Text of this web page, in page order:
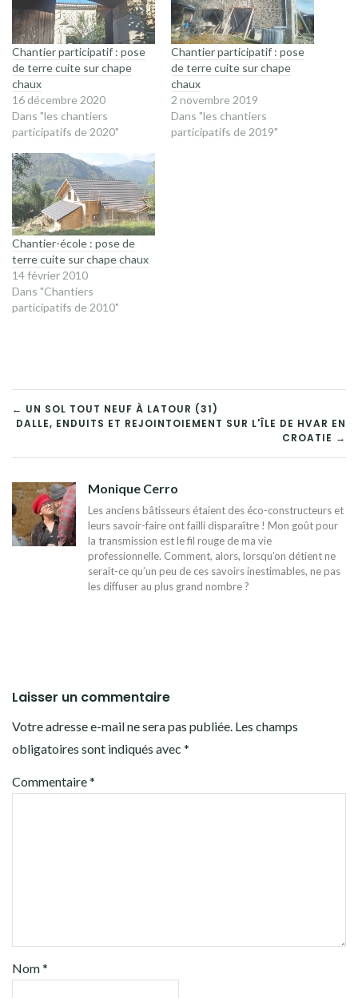
Chantier participatif : pose
de terre cuite sur chape
chaux
16 décembre 2020
Dans "les chantiers
participatifs de 2020"
Chantier participatif : pose
de terre cuite sur chape
chaux
2 novembre 2019
Dans "les chantiers
participatifs de 2019"
Chantier-école : pose de
terre cuite sur chape chaux
14 février 2010
Dans "Chantiers
participatifs de 2010"
NAVIGATION
DE
L’ARTICLE
← UN SOL TOUT NEUF À LATOUR (31)
DALLE, ENDUITS ET REJOINTOIEMENT SUR L'ÎLE DE HVAR EN
CROATIE →
Monique Cerro
Les anciens bâtisseurs étaient des éco-constructeurs et
leurs savoir-faire ont failli disparaître ! Mon goût pour
la transmission est le fil rouge de ma vie
professionnelle. Comment, alors, lorsqu’on détient ne
serait-ce qu’un peu de ces savoirs inestimables, ne pas
les diffuser au plus grand nombre ?
Laisser un commentaire
Votre adresse e-mail ne sera pas publiée. Les champs
obligatoires sont indiqués avec *
Commentaire*
Nom*